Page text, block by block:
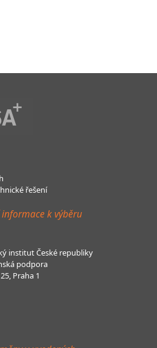
řešení
k výběru
institut České republiky
podpora
Praha 1